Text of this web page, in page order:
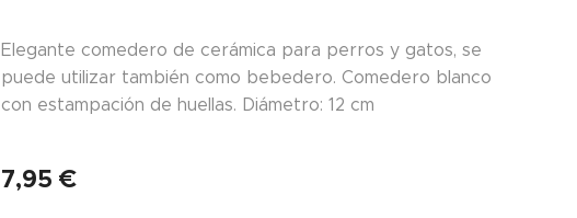
Elegante comedero de cerámica para perros y gatos, se
puede utilizar también como bebedero. Comedero blanco
con estampación de huellas. Diámetro: 12 cm
7,95 €